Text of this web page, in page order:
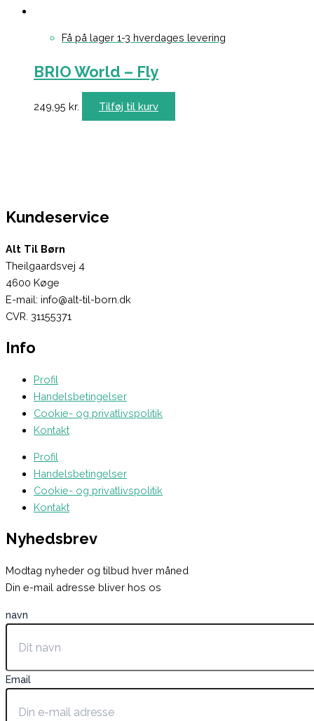
Få på lager 1-3 hverdages levering
BRIO World – Fly
249,95 kr. Tilføj til kurv
Kundeservice
Alt Til Børn
Theilgaardsvej 4
4600 Køge
E-mail: info@alt-til-born.dk
CVR. 31155371
Info
Profil
Handelsbetingelser
Cookie- og privatlivspolitik
Kontakt
Profil
Handelsbetingelser
Cookie- og privatlivspolitik
Kontakt
Nyhedsbrev
Modtag nyheder og tilbud hver måned
Din e-mail adresse bliver hos os
navn
Email